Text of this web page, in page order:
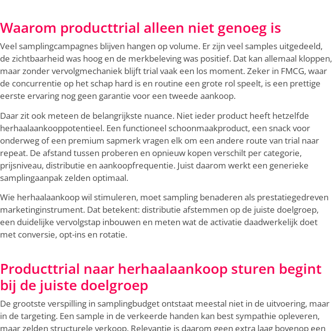
Waarom producttrial alleen niet genoeg is
Veel samplingcampagnes blijven hangen op volume. Er zijn veel samples uitgedeeld,
de zichtbaarheid was hoog en de merkbeleving was positief. Dat kan allemaal kloppen,
maar zonder vervolgmechaniek blijft trial vaak een los moment. Zeker in FMCG, waar
de concurrentie op het schap hard is en routine een grote rol speelt, is een prettige
eerste ervaring nog geen garantie voor een tweede aankoop.
Daar zit ook meteen de belangrijkste nuance. Niet ieder product heeft hetzelfde
herhaalaankooppotentieel. Een functioneel schoonmaakproduct, een snack voor
onderweg of een premium sapmerk vragen elk om een andere route van trial naar
repeat. De afstand tussen proberen en opnieuw kopen verschilt per categorie,
prijsniveau, distributie en aankoopfrequentie. Juist daarom werkt een generieke
samplingaanpak zelden optimaal.
Wie herhaalaankoop wil stimuleren, moet sampling benaderen als prestatiegedreven
marketinginstrument. Dat betekent: distributie afstemmen op de juiste doelgroep,
een duidelijke vervolgstap inbouwen en meten wat de activatie daadwerkelijk doet
met conversie, opt-ins en rotatie.
Producttrial naar herhaalaankoop sturen begint
bij de juiste doelgroep
De grootste verspilling in samplingbudget ontstaat meestal niet in de uitvoering, maar
in de targeting. Een sample in de verkeerde handen kan best sympathie opleveren,
maar zelden structurele verkoop. Relevantie is daarom geen extra laag bovenop een